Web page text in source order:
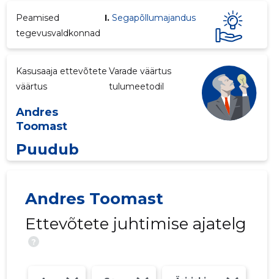
Peamised
tegevusvaldkonnad
I. Segapõllumajandus
Kasusaaja ettevõtete
väärtus
Andres
Toomast
Varade väärtus
tulumeetodil
Puudub
Andres Toomast
Ettevõtete juhtimise ajatelg
?